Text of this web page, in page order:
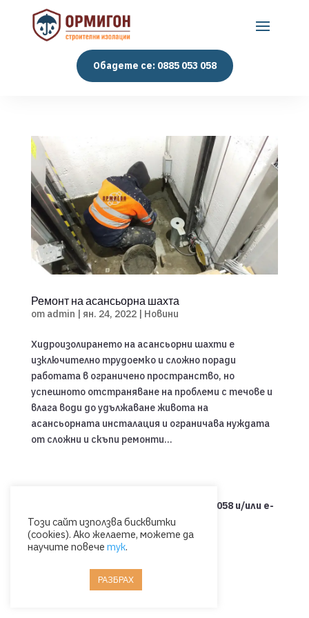
Обадете се: 0885 053 058
Ремонт на асансьорна шахта
от admin | ян. 24, 2022| Новини
Хидроизолирането на асансьорни шахти е
изключително трудоемко и сложно поради
работата в ограничено пространство, но
успешното отстраняване на проблеми с течове и
влага води до удължаване живота на
асансьорната инсталация и ограничава нуждата
от сложни и скъпи ремонти...
Свържете се с нас на тел.: 0885 053 058 и/или e-
mail: office@ormigon.eu
Този сайт използва бисквитки
(cookies). Ако желаете, можете да
научите повече тук.
РАЗБРАХ